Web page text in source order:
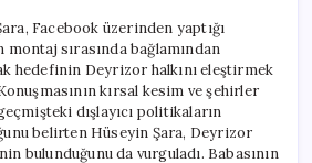
Facebook üzerinden yaptığı
sırasında bağlamından
hedefinin Deyrizor halkını eleştirmek
kırsal kesim ve şehirler
dışlayıcı politikaların
belirten Hüseyin Şara, Deyrizor
bulunduğunu da vurguladı. Babasının